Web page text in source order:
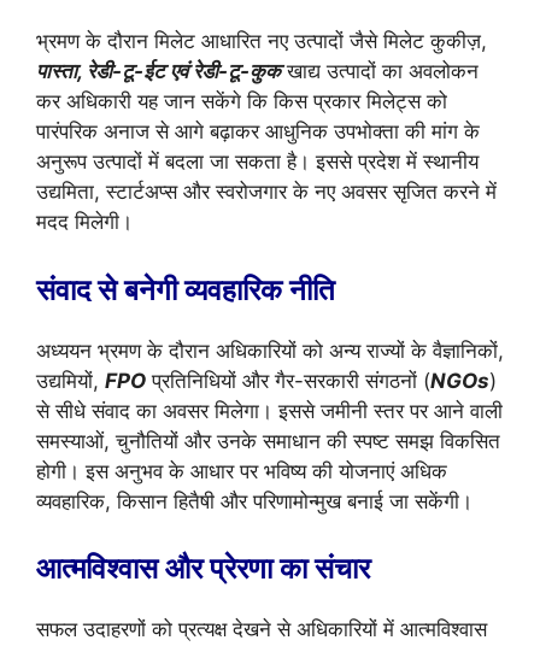
भ्रमण के दौरान मिलेट आधारित नए उत्पादों जैसे मिलेट कुकीज़,
पास्ता, रेडी-टू-ईट एवं रेडी-टू-कुकखाद्य उत्पादों का अवलोकन
कर अधिकारी यह जान सकेंगे कि किस प्रकार मिलेट्स को
पारंपरिक अनाज से आगे बढ़ाकर आधुनिक उपभोक्ता की मांग के
अनुरूप उत्पादों में बदला जा सकता है। इससे प्रदेश में स्थानीय
उद्यमिता, स्टार्टअप्स और स्वरोजगार के नए अवसर सृजित करने में
मदद मिलेगी।
संवाद से बनेगी व्यवहारिक नीति
अध्ययन भ्रमण के दौरान अधिकारियों को अन्य राज्यों के वैज्ञानिकों,
उद्यमियों, FPO प्रतिनिधियों और गैर-सरकारी संगठनों (NGOs)
से सीधे संवाद का अवसर मिलेगा। इससे जमीनी स्तर पर आने वाली
समस्याओं, चुनौतियों और उनके समाधान की स्पष्ट समझ विकसित
होगी। इस अनुभव के आधार पर भविष्य की योजनाएं अधिक
व्यवहारिक, किसान हितैषी और परिणामोन्मुख बनाई जा सकेंगी।
आत्मविश्वास और प्रेरणा का संचार
सफल उदाहरणों को प्रत्यक्ष देखने से अधिकारियों में आत्मविश्वास